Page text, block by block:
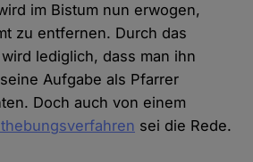
im Bistum nun erwogen,
zu entfernen. Durch das
lediglich, dass man ihn
Aufgabe als Pfarrer
Doch auch von einem
sei die Rede.